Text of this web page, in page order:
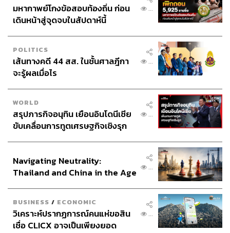
มหากาพย์โกงข้อสอบท้องถิ่น ก่อน
เดินหน้าสู่จุดจบในสัปดาห์นี้
...
POLITICS
เส้นทางคดี 44 สส. ในชั้นศาลฎีกา
จะรู้ผลเมื่อไร
...
WORLD
สรุปภารกิจอนุทิน เยือนอินโดนีเซีย
ขับเคลื่อนการทูตเศรษฐกิจเชิงรุก
...
Navigating Neutrality:
Thailand and China in the Age
...
BUSINESS / ECONOMIC
วิเคราะห์ปรากฏการณ์คนแห่ขอสิน
เชื่อ CLICX อาจเป็นเพียงยอด
...